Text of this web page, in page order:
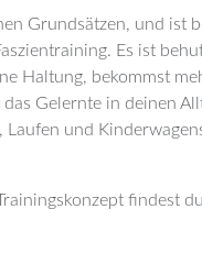
Grundsätzen, und ist
Es ist
Haltung, bekommst
Gelernte in deinen
Laufen und
findest